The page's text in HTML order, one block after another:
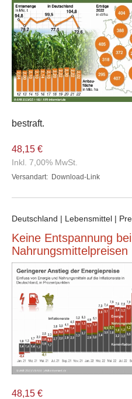
bestraft.
48,15 €
Inkl. 7,00% MwSt.
Versandart: Download-Link
Deutschland | Lebensmittel |
Keine Entspannung
Nahrungsmittelpreisen
48,15 €